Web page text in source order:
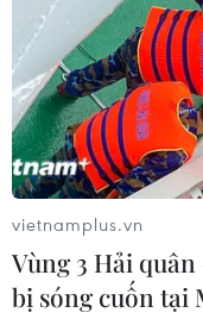
Trung Quốc:
nCoV là người
10/02/2020 09:17
Trong số này, 2 ca
ngày 6/2 và một
vietnamplus.vn
Vùng 3 Hải
bị sóng cuốn tại